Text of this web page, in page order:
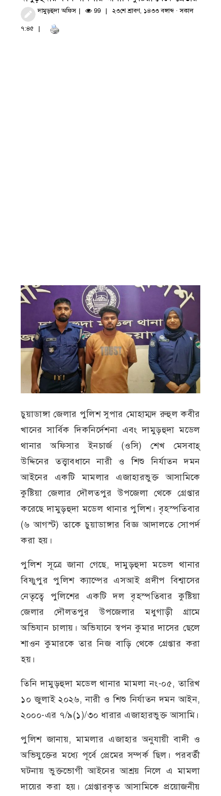
দামুড়হুদা অফিস 99 ২৩শে শ্রাবণ, ১৪৩৩ বঙ্গাব্দ · সকাল
৭:৪৫
চুয়াডাঙ্গা জেলার পুলিশ সুপার মোহাম্মদ রুহুল কবীর
খানের সার্বিক দিকনির্দেশনা এবং দামুড়হুদা মডেল
থানার অফিসার ইনচার্জ (ওসি) শেখ মেসবাহ্
উদ্দিনের তত্ত্বাবধানে নারী ও শিশু নির্যাতন দমন
আইনের একটি মামলার এজাহারভুক্ত আসামিকে
কুষ্টিয়া জেলার দৌলতপুর উপজেলা থেকে গ্রেপ্তার
করেছে দামুড়হুদা মডেল থানার পুলিশ। বৃহস্পতিবার
(৬ আগস্ট) তাকে চুয়াডাঙ্গার বিজ্ঞ আদালতে সোপর্দ
করা হয়।
পুলিশ সূত্রে জানা গেছে, দামুড়হুদা মডেল থানার
বিষ্ণুপুর পুলিশ ক্যাম্পের এসআই প্রদীপ বিশ্বাসের
নেতৃত্বে পুলিশের একটি দল বৃহস্পতিবার কুষ্টিয়া
জেলার দৌলতপুর উপজেলার মধুগাড়ী গ্রামে
অভিযান চালায়। অভিযানে স্বপন কুমার দাসের ছেলে
শাওন কুমারকে তার নিজ বাড়ি থেকে গ্রেপ্তার করা
হয়।
তিনি দামুড়হুদা মডেল থানার মামলা নং-০৫, তারিখ
১০ জুলাই ২০২৬, নারী ও শিশু নির্যাতন দমন আইন,
২০০০-এর ৭/৯(১)/৩০ ধারার এজাহারভুক্ত আসামি।
পুলিশ জানায়, মামলার এজাহার অনুযায়ী বাদী ও
অভিযুক্তের মধ্যে পূর্বে প্রেমের সম্পর্ক ছিল। পরবর্তী
ঘটনায় ভুক্তভোগী আইনের আশ্রয় নিলে এ মামলা
দায়ের করা হয়। গ্রেপ্তারকৃত আসামিকে প্রয়োজনীয়